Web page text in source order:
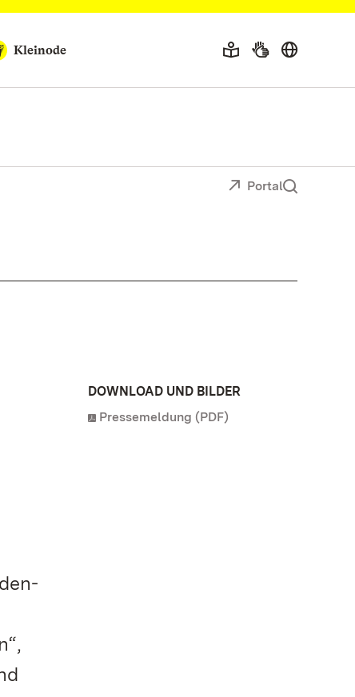
Kleinode
Portal
DOWNLOAD UND BILDER
Pressemeldung (PDF)